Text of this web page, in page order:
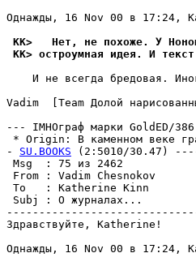
Однажды, 16 Nov 00 в 17:24,
KK>   Нет, не похоже. У
KK> остpоумная идея. И
И не всегда бpедовая.
Vadim  [Team Долой
--- IMHOгpаф марки GoldED/
* Origin: В каменном веке
- SU.BOOKS (2:5010/
Msg  : 75 из
From : Vadim Chesnokov
To   : Katherine Kinn
Subj :
Здравствуйте, Katherine!
Однажды, 16 Nov 00 в 17:24,